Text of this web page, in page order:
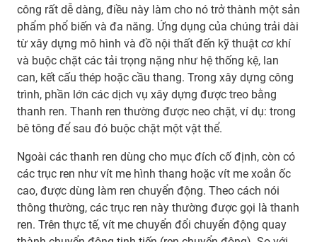
công rất dễ dàng, điều này làm cho nó trở thành một sản
phẩm phổ biến và đa năng. Ứng dụng của chúng trải dài
từ xây dựng mô hình và đồ nội thất đến kỹ thuật cơ khí
và buộc chặt các tải trọng nặng như hệ thống kệ, lan
can, kết cấu thép hoặc cầu thang. Trong xây dựng công
trình, phần lớn các dịch vụ xây dựng được treo bằng
thanh ren. Thanh ren thường được neo chặt, ví dụ: trong
bê tông để sau đó buộc chặt một vật thể.
Ngoài các thanh ren dùng cho mục đích cố định, còn có
các trục ren như vít me hình thang hoặc vít me xoắn ốc
cao, được dùng làm ren chuyển động. Theo cách nói
thông thường, các trục ren này thường được gọi là thanh
ren. Trên thực tế, vít me chuyển đổi chuyển động quay